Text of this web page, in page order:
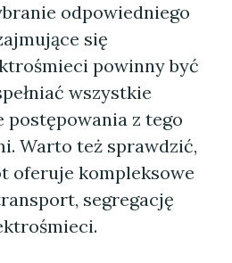
odpowiedniego
się
powinny być
wszystkie
postępowania z tego
Warto też sprawdzić,
oferuje kompleksowe
segregację